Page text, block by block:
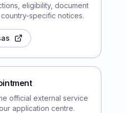
eligibility, document
specific notices.
official external service
application centre.